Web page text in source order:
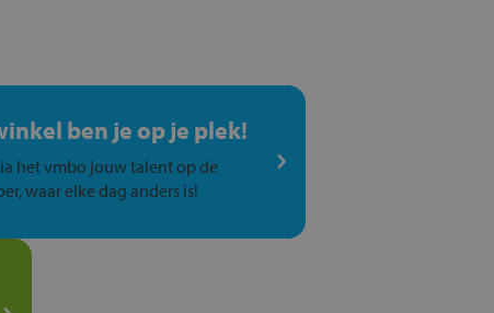
ben je op je plek!
het vmbo jouw talent op de
waar elke dag anders is!